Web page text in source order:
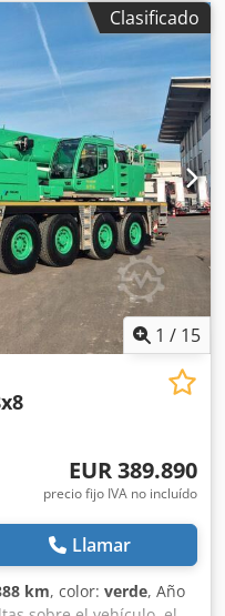
Clasificado
1 / 15
EUR 389.890
precio fijo IVA no incluído
Llamar
km, color: verde, Año